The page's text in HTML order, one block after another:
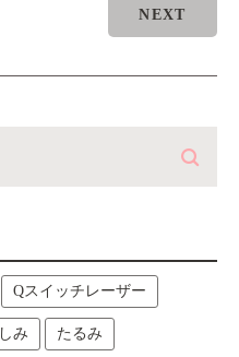
NEXT
Qスイッチレーザー
しみ たるみ